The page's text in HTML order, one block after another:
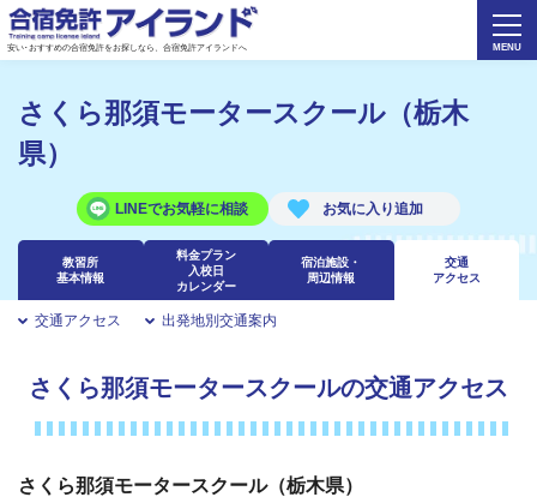
安い･おすすめの合宿免許をお探しなら、合宿免許アイランドへ
さくら那須モータースクール（栃木
県）
LINEでお気軽に相談
教習所
基本情報
料金プラン
入校日
カレンダー
宿泊施設・
周辺情報
交通
アクセス
交通アクセス 出発地別交通案内
さくら那須モータースクールの交通アクセス
さくら那須モータースクール（栃木県）